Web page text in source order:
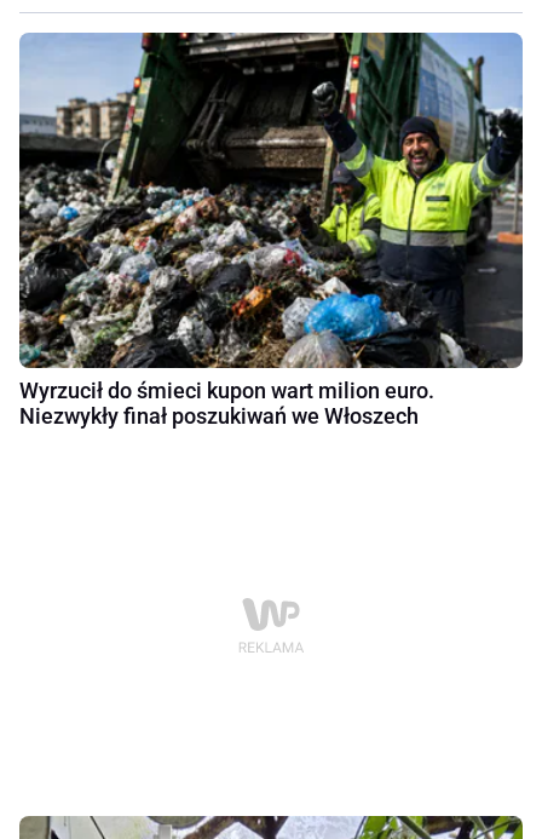
Wyrzucił do śmieci kupon wart milion euro.
Niezwykły finał poszukiwań we Włoszech